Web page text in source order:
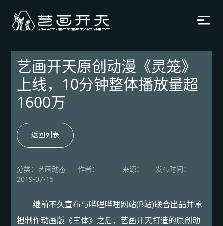
艺画开天原创动漫《灵笼》
上线，10分钟整体播放量超
1600万
返回列表
分类：艺画动态 作者： 来源： 发布时间：
2019-07-15
继前不久宣布与哔哩哔哩网站(B站)联合出品并承
担制作动画版《三体》之后，艺画开天打造的原创动